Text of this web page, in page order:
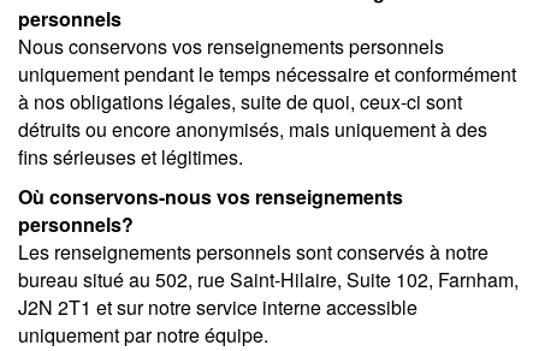
personnels
Nous conservons vos renseignements personnels
uniquement pendant le temps nécessaire et conformément
à nos obligations légales, suite de quoi, ceux-ci sont
détruits ou encore anonymisés, mais uniquement à des
fins sérieuses et légitimes.
Où conservons-nous vos renseignements
personnels?
Les renseignements personnels sont conservés à notre
bureau situé au 502, rue Saint-Hilaire, Suite 102, Farnham,
J2N 2T1 et sur notre service interne accessible
uniquement par notre équipe.